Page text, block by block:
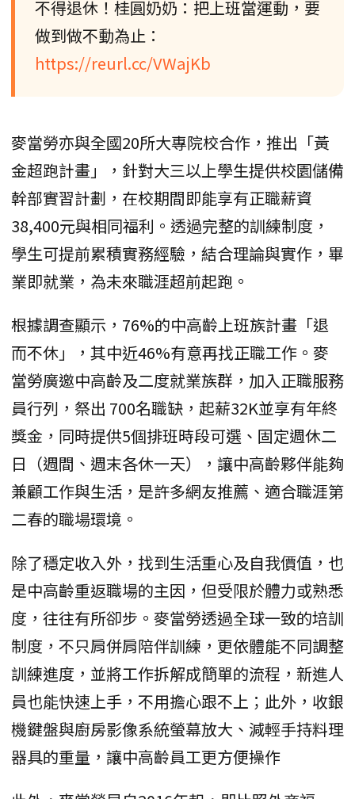
不得退休！桂圓奶奶：把上班當運動，要
做到做不動為止：
https://reurl.cc/VWajKb
麥當勞亦與全國20所大專院校合作，推出「黃
金超跑計畫」，針對大三以上學生提供校園儲備
幹部實習計劃，在校期間即能享有正職薪資
38,400元與相同福利。透過完整的訓練制度，
學生可提前累積實務經驗，結合理論與實作，畢
業即就業，為未來職涯超前起跑。
根據調查顯示，76%的中高齡上班族計畫「退
而不休」，其中近46%有意再找正職工作。麥
當勞廣邀中高齡及二度就業族群，加入正職服務
員行列，祭出 700名職缺，起薪32K並享有年終
獎金，同時提供5個排班時段可選、固定週休二
日（週間、週末各休一天），讓中高齡夥伴能夠
兼顧工作與生活，是許多網友推薦、適合職涯第
二春的職場環境。
除了穩定收入外，找到生活重心及自我價值，也
是中高齡重返職場的主因，但受限於體力或熟悉
度，往往有所卻步。麥當勞透過全球一致的培訓
制度，不只肩併肩陪伴訓練，更依體能不同調整
訓練進度，並將工作拆解成簡單的流程，新進人
員也能快速上手，不用擔心跟不上；此外，收銀
機鍵盤與廚房影像系統螢幕放大、減輕手持料理
器具的重量，讓中高齡員工更方便操作